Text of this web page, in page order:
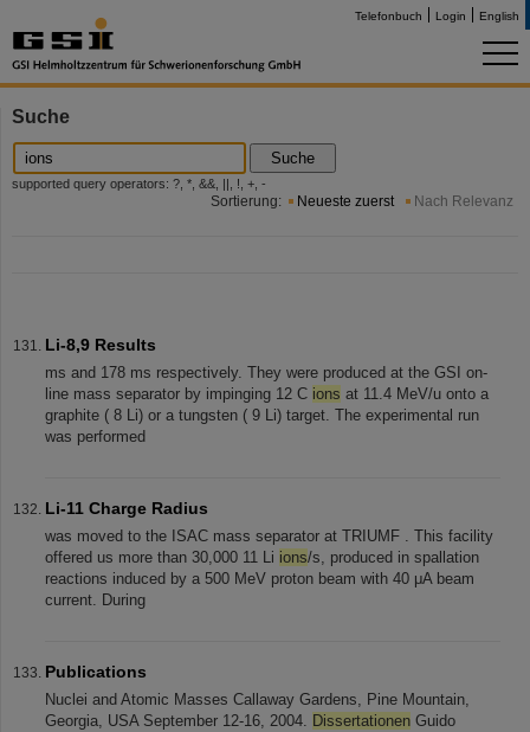
Telefonbuch Login English
Suche
Suche
supported query operators: ?, *, &&, ||, !, +, -
Sortierung: Neueste zuerst Nach Relevanz
Li-8,9 Results
ms and 178 ms respectively. They were produced at the GSI on-
line mass separator by impinging 12 C ions at 11.4 MeV/u onto a
graphite ( 8 Li) or a tungsten ( 9 Li) target. The experimental run
was performed
Li-11 Charge Radius
was moved to the ISAC mass separator at TRIUMF . This facility
offered us more than 30,000 11 Li ions/s, produced in spallation
reactions induced by a 500 MeV proton beam with 40 μA beam
current. During
Publications
Nuclei and Atomic Masses Callaway Gardens, Pine Mountain,
Georgia, USA September 12-16, 2004. Dissertationen Guido